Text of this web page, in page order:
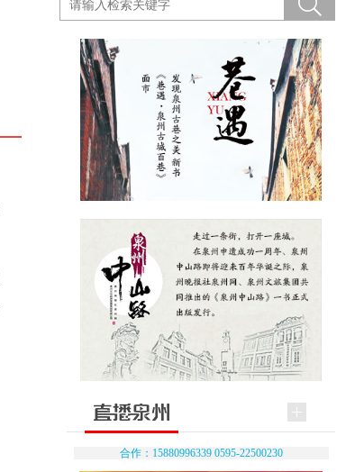
合作：15880996339 0595-22500230